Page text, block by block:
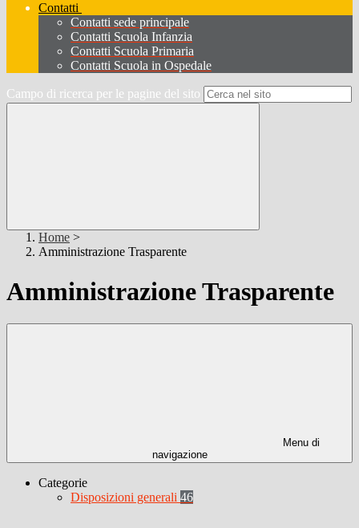
Contatti
Contatti sede principale
Contatti Scuola Infanzia
Contatti Scuola Primaria
Contatti Scuola in Ospedale
Campo di ricerca per le pagine del sito
Home >
Amministrazione Trasparente
Amministrazione Trasparente
Menu di
navigazione
Categorie
Disposizioni generali 46